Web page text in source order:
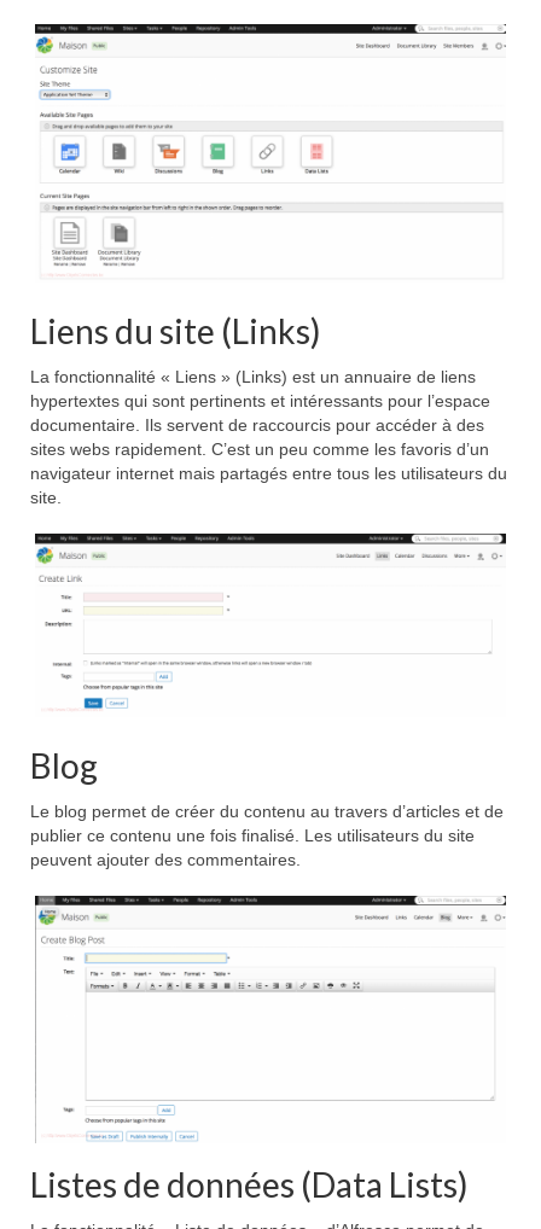
Liens du site (Links)
La fonctionnalité « Liens » (Links) est un annuaire de liens
hypertextes qui sont pertinents et intéressants pour l’espace
documentaire. Ils servent de raccourcis pour accéder à des
sites webs rapidement. C’est un peu comme les favoris d’un
navigateur internet mais partagés entre tous les utilisateurs du
site.
Blog
Le blog permet de créer du contenu au travers d’articles et de
publier ce contenu une fois finalisé. Les utilisateurs du site
peuvent ajouter des commentaires.
Listes de données (Data Lists)